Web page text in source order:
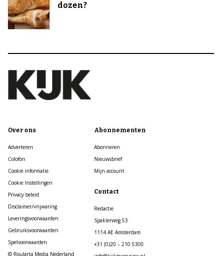
dozen?
Over ons
Adverteren
Colofon
Cookie informatie
Cookie Instellingen
Privacy beleid
Disclaimer/vrijwaring
Leveringsvoorwaarden
Gebruiksvoorwaarden
Spelvoorwaarden
© Roularta Media Nederland
Abonnementen
Abonneren
Nieuwsbrief
Mijn account
Contact
Redactie
Spaklerweg 53
1114 AE Amsterdam
+31 (0)20 – 210 5300